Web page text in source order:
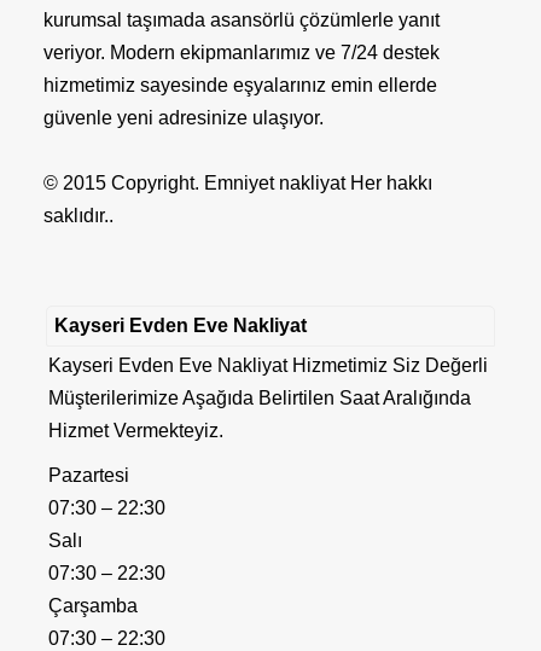
kurumsal taşımada asansörlü çözümlerle yanıt
veriyor. Modern ekipmanlarımız ve 7/24 destek
hizmetimiz sayesinde eşyalarınız emin ellerde
güvenle yeni adresinize ulaşıyor.
© 2015 Copyright. Emniyet nakliyat Her hakkı
saklıdır..
Kayseri Evden Eve Nakliyat
Kayseri Evden Eve Nakliyat Hizmetimiz Siz Değerli
Müşterilerimize Aşağıda Belirtilen Saat Aralığında
Hizmet Vermekteyiz.
Pazartesi
07:30 – 22:30
Salı
07:30 – 22:30
Çarşamba
07:30 – 22:30